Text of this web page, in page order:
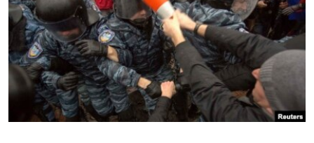
СПЕЦПРОЕКТИ
ДЕПОРТАЦІЯ
ВІДЕОУРОКИ «ELIFBE»
СВІДЧЕННЯ ОКУПАЦІЇ
УКРАЇНСЬКА ПРОБЛЕМА КРИМУ
ЯК ОБІЙТИ БЛОКУВАННЯ
Русский
Qırımtatar